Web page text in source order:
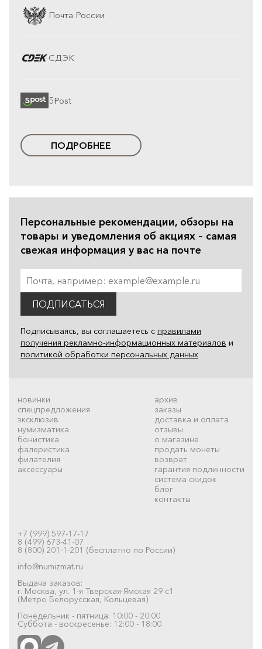
Почта России
СДЭК
5Post
ПОДРОБНЕЕ
Персональные рекомендации, обзоры на
товары и уведомления об акциях – самая
свежая информация у вас на почте
ПОДПИСАТЬСЯ
Подписываясь, вы соглашаетесь с правилами
получения рекламно-информационных материалов и
политикой обработки персональных данных
новинки
спецпредложения
эксклюзив
нумизматика
бонистика
фалеристика
филателия
аксессуары
архив
заказы
доставка и оплата
отзывы
о магазине
продать монеты
возврат
гарантия подлинности
система скидок
блог
контакты
+7 (999) 597-17-17
8 (499) 673-41-07
8 (800) 201-1-201 (бесплатно по России)
info@numizmat.ru
Выдача заказов:
г. Москва, ул. 1-я Тверская-Ямская 29 с1
(Метро Белорусская, Кольцевая)
Понедельник - пятница: 10:00 - 20:00
Суббота - воскресенье: 12:00 - 18:00